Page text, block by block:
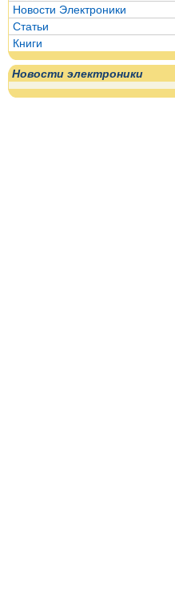
Новости Электроники
Статьи
Книги
Новости электроники